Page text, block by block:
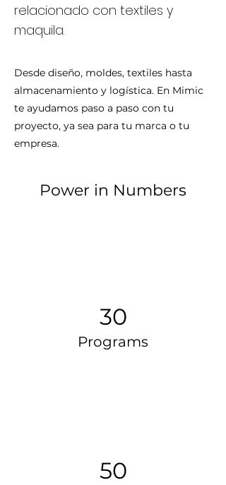
relacionado con textiles y
maquila.
Desde diseño, moldes, textiles hasta
almacenamiento y logística. En Mimic
te ayudamos paso a paso con tu
proyecto, ya sea para tu marca o tu
empresa.
Power in Numbers
30
Programs
50